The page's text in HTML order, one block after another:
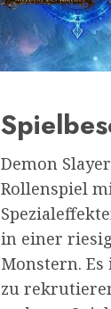
Demon
Rollenspiel
in einer
Monstern. Es
zu